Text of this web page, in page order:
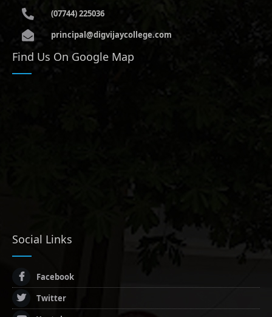
(07744) 225036
principal@digvijaycollege.com
Find Us On Google Map
Social Links
Facebook
Twitter